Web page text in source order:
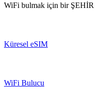
WiFi bulmak için bir ŞEHİR
Küresel eSIM
WiFi Bulucu